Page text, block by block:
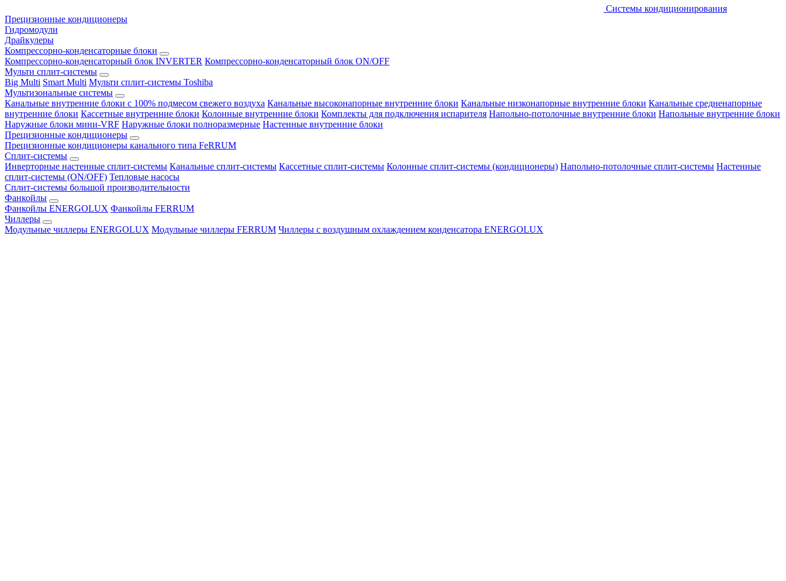
Системы кондиционирования
Прецизионные кондиционеры
Гидромодули
Драйкулеры
Компрессорно-конденсаторные блоки
Компрессорно-конденсаторный блок INVERTER Компрессорно-конденсаторный блок ON/OFF
Мульти сплит-системы
Big Multi Smart Multi Мульти сплит-системы Toshiba
Мультизональные системы
Канальные внутренние блоки с 100% подмесом свежего воздуха Канальные высоконапорные внутренние блоки Канальные низконапорные внутренние блоки Канальные средненапорные
внутренние блоки Кассетные внутренние блоки Колонные внутренние блоки Комплекты для подключения испарителя Напольно-потолочные внутренние блоки Напольные внутренние блоки
Наружные блоки мини-VRF Наружные блоки полноразмерные Настенные внутренние блоки
Прецизионные кондиционеры
Прецизионные кондиционеры канального типа FeRRUM
Сплит-системы
Инверторные настенные сплит-системы Канальные сплит-системы Кассетные сплит-системы Колонные сплит-системы (кондиционеры) Напольно-потолочные сплит-системы Настенные
сплит-системы (ON/OFF) Тепловые насосы
Сплит-системы большой производительности
Фанкойлы
Фанкойлы ENERGOLUX Фанкойлы FERRUM
Чиллеры
Модульные чиллеры ENERGOLUX Модульные чиллеры FERRUM Чиллеры с воздушным охлаждением конденсатора ENERGOLUX